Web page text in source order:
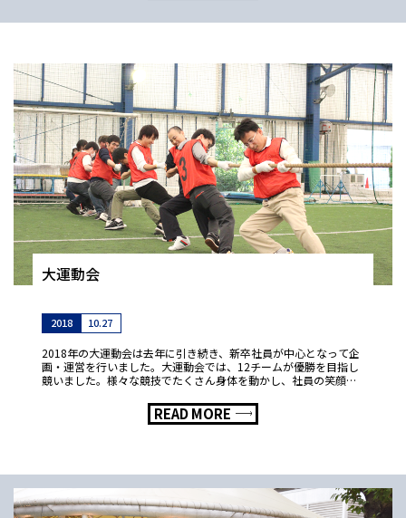
大運動会
2018 10.27
2018年の大運動会は去年に引き続き、新卒社員が中心となって企
画・運営を行いました。大運動会では、12チームが優勝を目指し
競いました。様々な競技でたくさん身体を動かし、社員の笑顔が
READ MORE